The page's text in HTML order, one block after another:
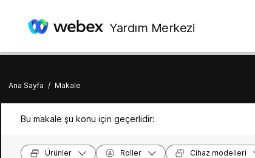
Yardım Merkezi
Ana Sayfa / Makale
Bu makale şu konu için geçerlidir:
Ürünler Roller Cihaz modelleri